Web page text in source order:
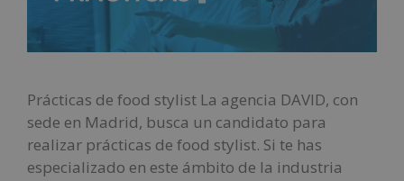
Prácticas de food stylist La agencia DAVID, con
sede en Madrid, busca un candidato para
realizar prácticas de food stylist. Si te has
especializado en este ámbito de la industria